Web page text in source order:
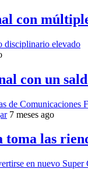
con
disciplinario elevado
con un
de Comunicaciones
7 meses ago
las
en nuevo Super